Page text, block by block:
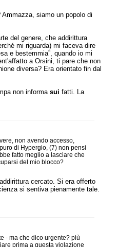
siamo un popolo di
del genere, che addirittura
mi riguarda) mi faceva dire
e bestemmia”, quando io mi
a Orsini, ti pare che non
diversa? Era orientato fin dal
non informasui fatti. La
non avendo accesso,
di Hypergio, (7) non pensi
fatto meglio a lasciare che
del mio blocco?
cercato. Si era offerto
si sentiva pienamente tale.
- ma che dico urgente? più
prima a questa violazione